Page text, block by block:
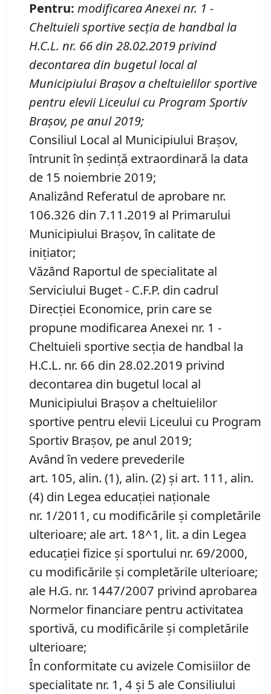
Pentru: modificarea Anexei nr. 1 -
Cheltuieli sportive secția de handbal la
H.C.L. nr. 66 din 28.02.2019 privind
decontarea din bugetul local al
Municipiului Braşov a cheltuielilor sportive
pentru elevii Liceului cu Program Sportiv
Braşov, pe anul 2019;
Consiliul Local al Municipiului Brașov,
întrunit în ședință extraordinară la data
de 15 noiembrie 2019;
Analizând Referatul de aprobare nr.
106.326 din 7.11.2019 al Primarului
Municipiului Braşov, în calitate de
inițiator;
Văzând Raportul de specialitate al
Serviciului Buget - C.F.P. din cadrul
Direcţiei Economice, prin care se
propune modificarea Anexei nr. 1 -
Cheltuieli sportive secția de handbal la
H.C.L. nr. 66 din 28.02.2019 privind
decontarea din bugetul local al
Municipiului Braşov a cheltuielilor
sportive pentru elevii Liceului cu Program
Sportiv Braşov, pe anul 2019;
Având în vedere prevederile
art. 105, alin. (1), alin. (2) şi art. 111, alin.
(4) din Legea educaţiei naţionale
nr. 1/2011, cu modificările şi completările
ulterioare; ale art. 18^1, lit. a din Legea
educaţiei fizice şi sportului nr. 69/2000,
cu modificările şi completările ulterioare;
ale H.G. nr. 1447/2007 privind aprobarea
Normelor financiare pentru activitatea
sportivă, cu modificările şi completările
ulterioare;
În conformitate cu avizele Comisiilor de
specialitate nr. 1, 4 și 5 ale Consiliului